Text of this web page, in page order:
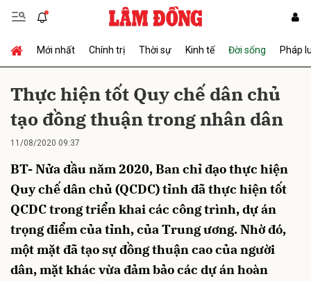
Mới nhất Chính trị Thời sự Kinh tế Đời sống Pháp
Thực hiện tốt Quy chế dân chủ
tạo đồng thuận trong nhân dân
11/08/2020 09:37
BT- Nửa đầu năm 2020, Ban chỉ đạo thực hiện
Quy chế dân chủ (QCDC) tỉnh đã thực hiện tốt
QCDC trong triển khai các công trình, dự án
trọng điểm của tỉnh, của Trung ương. Nhờ đó,
một mặt đã tạo sự đồng thuận cao của người
dân, mặt khác vừa đảm bảo các dự án hoàn
Gửi bình luận
Hủy Gửi